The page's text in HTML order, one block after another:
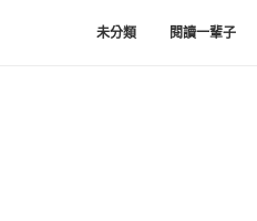
未分類 閱讀一輩子